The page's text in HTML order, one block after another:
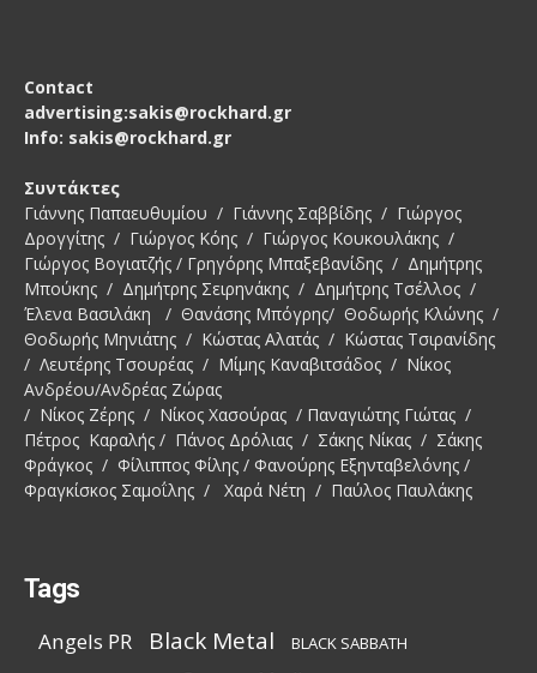
Contact
advertising:sakis@rockhard.gr
Info: sakis@rockhard.gr
Συντάκτες
Γιάννης Παπαευθυμίου / Γιάννης Σαββίδης / Γιώργος
Δρογγίτης / Γιώργος Κόης / Γιώργος Κουκουλάκης /
Γιώργος Βογιατζής / Γρηγόρης Μπαξεβανίδης / Δημήτρης
Μπούκης / Δημήτρης Σειρηνάκης / Δημήτρης Τσέλλος /
Έλενα Βασιλάκη / Θανάσης Μπόγρης/ Θοδωρής Κλώνης /
Θοδωρής Μηνιάτης / Κώστας Αλατάς / Κώστας Τσιρανίδης
/ Λευτέρης Τσουρέας / Μίμης Καναβιτσάδος / Νίκος
Ανδρέου/Ανδρέας Ζώρας
/ Νίκος Ζέρης / Νίκος Χασούρας / Παναγιώτης Γιώτας /
Πέτρος Καραλής / Πάνος Δρόλιας / Σάκης Νίκας / Σάκης
Φράγκος / Φίλιππος Φίλης / Φανούρης Εξηνταβελόνης /
Φραγκίσκος Σαμοΐλης / Χαρά Νέτη / Παύλος Παυλάκης
Tags
Angels PR Black Metal BLACK SABBATH